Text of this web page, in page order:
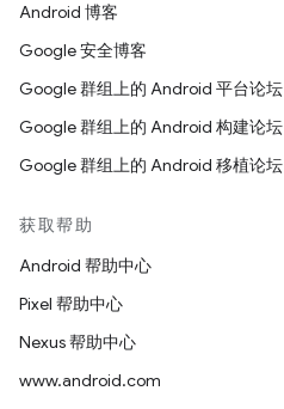
Android 博客
Google 安全博客
Google 群组上的 Android 平台论坛
Google 群组上的 Android 构建论坛
Google 群组上的 Android 移植论坛
获取帮助
Android 帮助中心
Pixel 帮助中心
Nexus 帮助中心
www.android.com